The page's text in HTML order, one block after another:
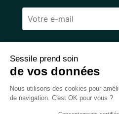
Sessile prend soin
de vos données
Nous utilisons des cookies pour
de navigation. C'est OK pour vous ?
ce
champ
vide.
4.4/5 ⭐ | 120 000+
Achats 100%